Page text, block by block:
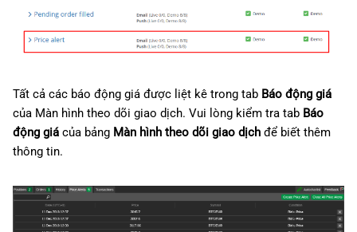
Tất cả các báo động giá được liệt kê trong tab Báo động giá
của Màn hình theo dõi giao dịch. Vui lòng kiểm tra tab Báo
động giá của bảng Màn hình theo dõi giao dịch để biết thêm
thông tin.